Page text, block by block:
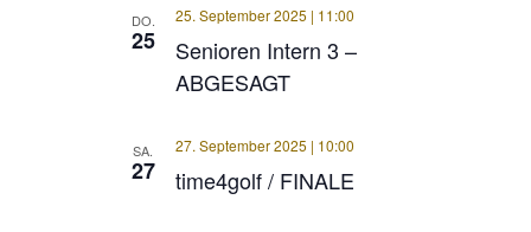
DO.
25
Senioren Intern 3 –
ABGESAGT
25. September 2025 | 11:00
SA.
27 time4golf / FINALE
27. September 2025 | 10:00